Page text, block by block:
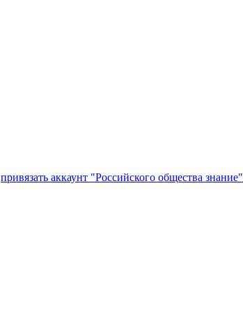
привязать аккаунт "Российского общества знание"